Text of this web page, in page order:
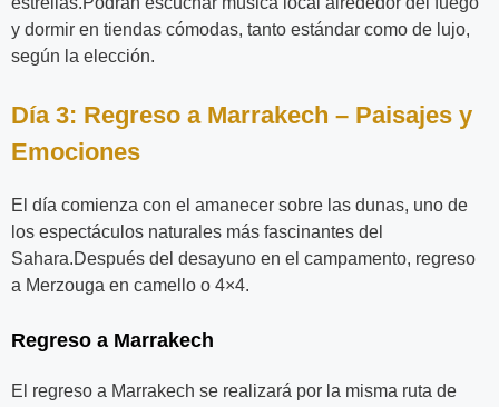
y dormir en tiendas cómodas, tanto estándar como de lujo,
según la elección.
Día 3: Regreso a Marrakech – Paisajes y
Emociones
El día comienza con el amanecer sobre las dunas, uno de
los espectáculos naturales más fascinantes del
Sahara.Después del desayuno en el campamento, regreso
a Merzouga en camello o 4×4.
Regreso a Marrakech
El regreso a Marrakech se realizará por la misma ruta de